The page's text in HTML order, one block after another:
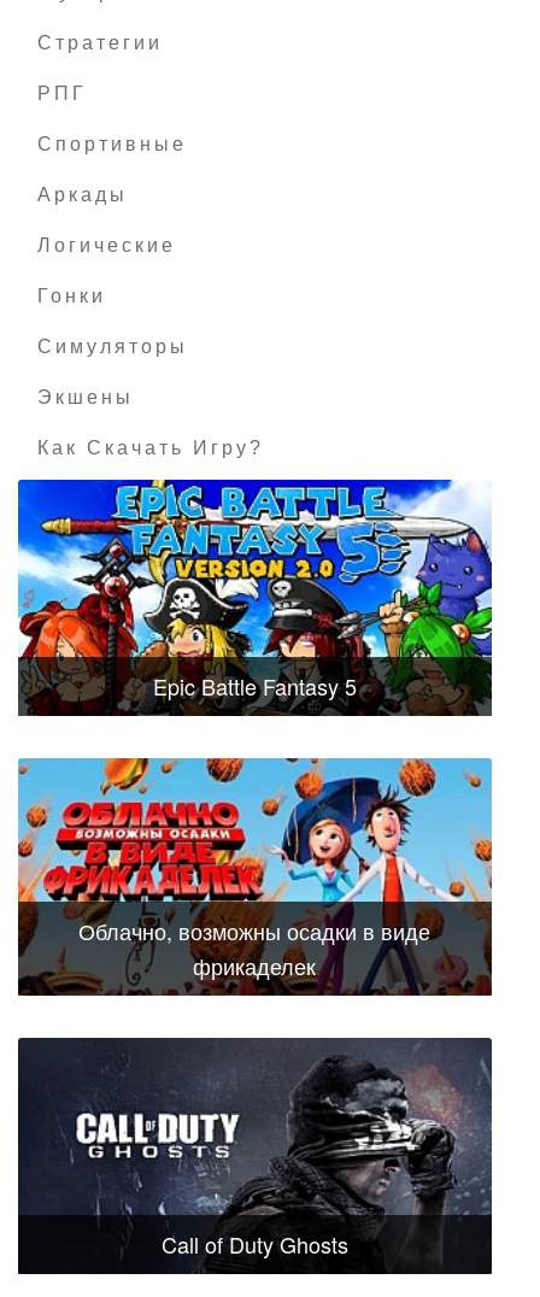
Стратегии
РПГ
Спортивные
Аркады
Логические
Гонки
Симуляторы
Экшены
Как Скачать Игру?
Epic Battle Fantasy 5
Облачно, возможны осадки в виде
фрикаделек
Call of Duty Ghosts